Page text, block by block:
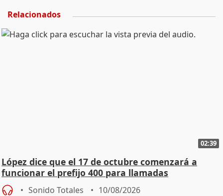
Relacionados
02:39
López dice que el 17 de octubre comenzará a
funcionar el prefijo 400 para llamadas
comerciales
Sonido Totales 10/08/2026